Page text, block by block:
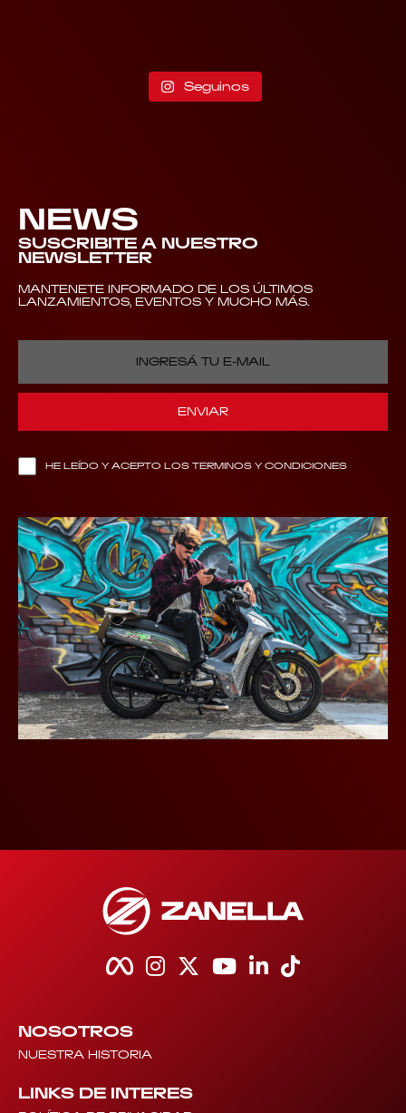
Seguinos
NEWS
SUSCRIBITE A NUESTRO
NEWSLETTER
MANTENETE INFORMADO DE LOS ÚLTIMOS
LANZAMIENTOS, EVENTOS Y MUCHO MÁS.
HE LEÍDO Y ACEPTO LOS TERMINOS Y CONDICIONES
NOSOTROS
NUESTRA HISTORIA
LINKS DE INTERES